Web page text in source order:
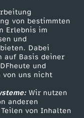
von bestimmten
Erlebnis im
und
Dabei
auf Basis deiner
und
von uns nicht
Wir nutzen
anderen
von Inhalten